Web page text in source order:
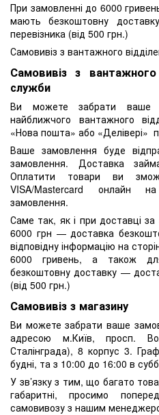
При замовленні до 6000
мають безкоштовну
перевізника (від 500 грн.)
Самовивіз з вантажного
Самовивіз з вантажного
служби
Ви можете забрати ваше
найближчого вантажного
«Нова пошта» або «Делівері»
Ваше замовлення буде
замовлення. Доставка
Оплатити товари ви
VISA/Mastercard онлайн
замовлення.
Саме так, як і при доставці
6000 грн — доставка
відповідну інформацію на
6000 гривень, а також
безкоштовну доставку —
(від 500 грн.)
Самовивіз з магазину
Ви можете забрати ваше
адресою м.Київ, просп.
Сталінграда), 8 корпус 3.
будні, та з 10:00 до 16:00 в
У зв’язку з тим, що багато
габаритні, просимо
самовивозу з нашим